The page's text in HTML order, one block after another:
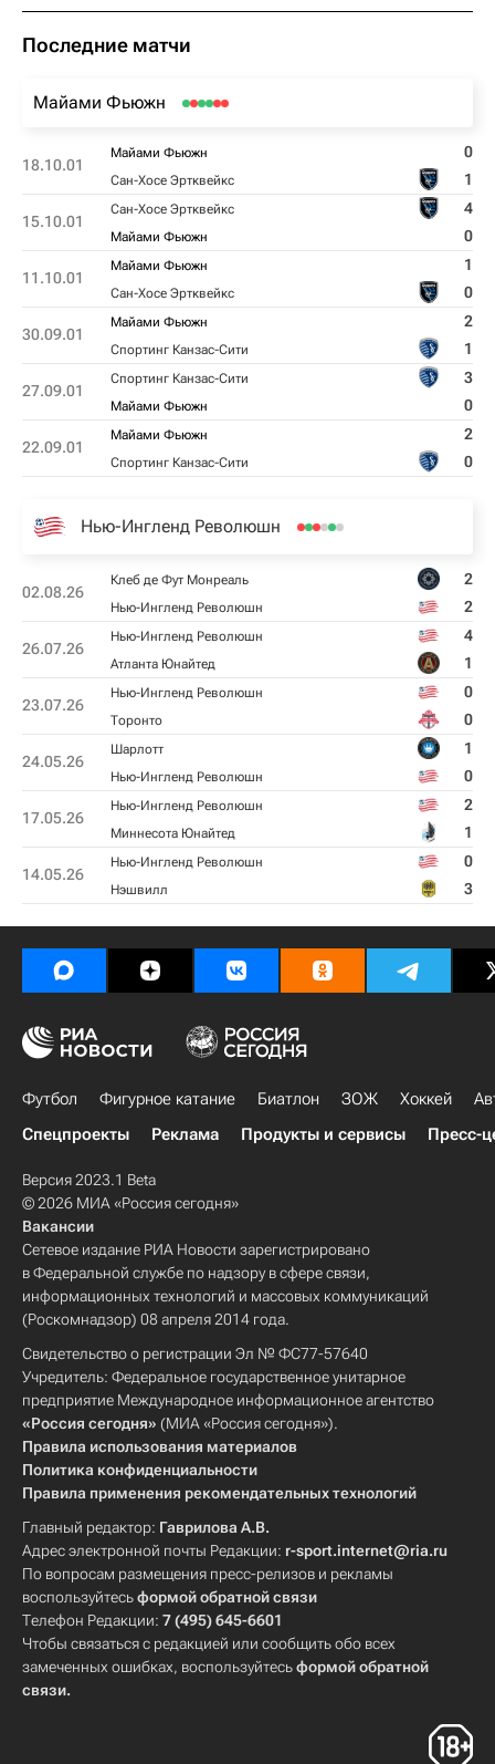
Последние матчи
Майами Фьюжн
18.10.01
Майами Фьюжн 0
Сан-Хосе Эртквейкс 1
15.10.01
Сан-Хосе Эртквейкс 4
Майами Фьюжн 0
11.10.01
Майами Фьюжн 1
Сан-Хосе Эртквейкс 0
30.09.01
Майами Фьюжн 2
Спортинг Канзас-Сити 1
27.09.01
Спортинг Канзас-Сити 3
Майами Фьюжн 0
22.09.01
Майами Фьюжн 2
Спортинг Канзас-Сити 0
Нью-Ингленд Революшн
02.08.26
Клеб де Фут Монреаль 2
Нью-Ингленд Революшн 2
26.07.26
Нью-Ингленд Революшн 4
Атланта Юнайтед 1
23.07.26
Нью-Ингленд Революшн 0
Торонто 0
24.05.26
Шарлотт 1
Нью-Ингленд Революшн 0
17.05.26
Нью-Ингленд Революшн 2
Миннесота Юнайтед 1
14.05.26
Нью-Ингленд Революшн 0
Нэшвилл 3
Футбол Фигурное катание Биатлон ЗОЖ Хоккей
Спецпроекты
Реклама Продукты и сервисы Пресс-
Версия 2023.1 Beta
© 2026 МИА «Россия сегодня»
Вакансии
Сетевое издание РИА Новости зарегистрировано
в Федеральной службе по надзору в сфере связи,
информационных технологий и массовых коммуникаций
(Роскомнадзор) 08 апреля 2014 года.
Свидетельство о регистрации Эл № ФС77-57640
Учредитель: Федеральное государственное унитарное
предприятие Международное информационное агентство
«Россия сегодня» (МИА «Россия сегодня»).
Правила использования материалов
Политика конфиденциальности
Правила применения рекомендательных технологий
Главный редактор: Гаврилова А.В.
Адрес электронной почты Редакции: r-sport.internet@ria.ru
По вопросам размещения пресс-релизов и рекламы
воспользуйтесьформой обратной связи
Телефон Редакции: 7 (495) 645-6601
Чтобы связаться с редакцией или сообщить обо всех
замеченных ошибках, воспользуйтесьформой обратной
связи.